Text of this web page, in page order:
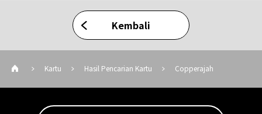
Kembali
Kartu Hasil Pencarian Kartu Copperajah